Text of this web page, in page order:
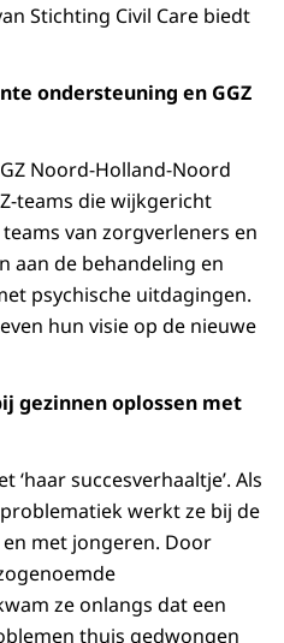
Stichting Civil Care biedt
ondersteuning en GGZ
Noord-Holland-Noord
teams die wijkgericht
van zorgverleners en
aan de behandeling en
psychische uitdagingen.
hun visie op de nieuwe
gezinnen oplossen met
succesverhaaltje’. Als
werkt ze bij de
met jongeren. Door
ze onlangs dat een
thuis gedwongen